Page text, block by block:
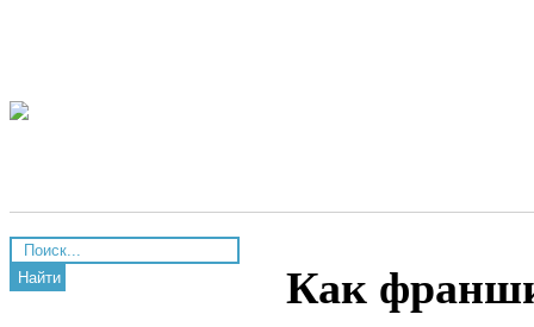
Найти Как